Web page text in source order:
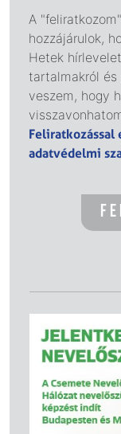
A
hozzájárulok,
Hetek
tartalmakról és
veszem, hogy
Feliratkozással
adatvédelmi